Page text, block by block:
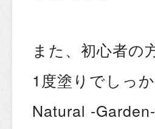
また、初心者の
1度塗りでしっ
Natural -